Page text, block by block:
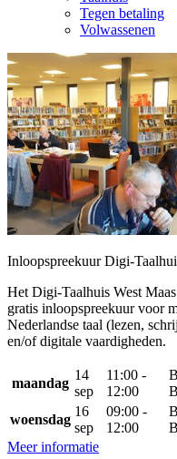
Tegen betaling
Volwassenen
Inloopspreekuur Digi-
Het Digi-Taalhuis West
gratis inloopspreekuur voor
Nederlandse taal (lezen,
en/of digitale vaardigheden.
maandag
14
sep
11:00 -
12:00
woensdag
16
sep
09:00 -
12:00
Meer informatie